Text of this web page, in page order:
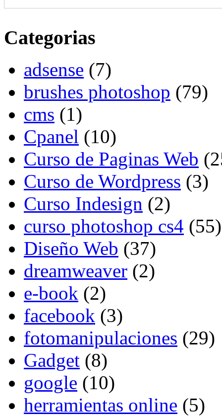
Categorias
adsense (7)
brushes photoshop (79)
cms (1)
Cpanel (10)
Curso de Paginas Web
Curso de Wordpress (3)
Curso Indesign (2)
curso photoshop cs4 (55)
Diseño Web (37)
dreamweaver (2)
e-book (2)
facebook (3)
fotomanipulaciones (29)
Gadget (8)
google (10)
herramientas online (5)